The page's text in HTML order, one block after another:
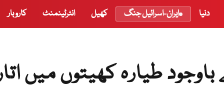
دنیا ایران-اسرائیل جنگ کھیل انٹرٹینمنٹ کاروبار
طیارہ کھیتوں میں